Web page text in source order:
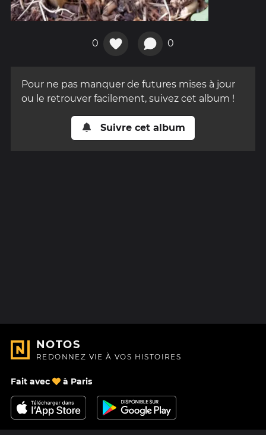
0 0
Pour ne pas manquer de futures mises à jour
ou le retrouver facilement, suivez cet album !
Suivre cet album
NOTOS
REDONNEZ VIE À VOS HISTOIRES
Fait avec à Paris